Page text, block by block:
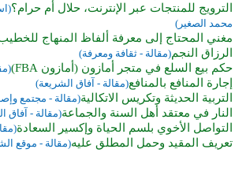
الترويج للمنتجات عبر الإنترنت، حلال أم حرام؟
محمد الصغير)
مغني المحتاج إلى معرفة ألفاظ المنهاج
الرزاق النجم(مقالة - ثقافة ومعرفة)
حكم بيع السلع في متجر أمازون (أمازون FBA)
إجارة المنافع بالمنافع(مقالة - آفاق الشريعة)
التربية الحديثة وتكريس الاتكالية(مقالة - مجتمع
النار في معتقد أهل السنة والجماعة(مقالة - آفاق
التواصل الأخوي بلسم الحياة وإكسير السعادة
تعريف المقيد وحمل المطلق عليه(مقالة - موقع